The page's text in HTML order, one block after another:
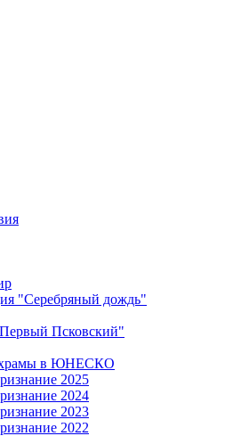
"Серебряный дождь"
Псковский"
храмы в ЮНЕСКО
2025
2024
2023
2022